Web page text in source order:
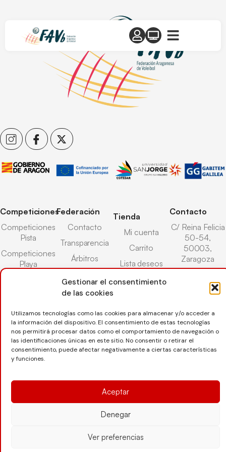
Gestionar el consentimiento
de las cookies
Utilizamos tecnologías como las cookies para almacenar y/o acceder a
la información del dispositivo. El consentimiento de estas tecnologías
nos permitirá procesar datos como el comportamiento de navegación o
las identificaciones únicas en este sitio. No consentir o retirar el
consentimiento, puede afectar negativamente a ciertas características
y funciones.
Aceptar
Denegar
Ver preferencias
Competiciones
Competiciones
Pista
Competiciones
Playa
Federación
Contacto
Transparencia
Árbitros
Seguro
Tienda
Mi cuenta
Carrito
Lista deseos
Pasarela pago
Contacto
C/ Reina Felicia
50-54,
50003,
Zaragoza
Copyright © 2025 Federación Aragonesa de Voleibol |
Desarrollado porTOOOLS
Aviso LegalPolítica de CookiesPolítica de Privacidad
Declaración de Accesibilidad